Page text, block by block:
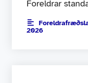
Foreldrar
2026